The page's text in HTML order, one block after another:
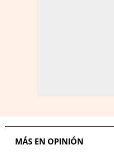
MÁS EN OPINIÓN